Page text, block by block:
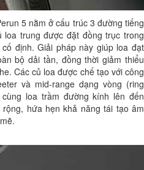
5 nằm ở cấu trúc 3 đường tiếng
trung được đặt đồng trục trong
định. Giải pháp này giúp loa đạt
bộ dải tần, đồng thời giảm thiểu
Các củ loa được chế tạo với công
và mid-range dạng vòng (ring
loa trầm đường kính lên đến
hứa hẹn khả năng tái tạo âm